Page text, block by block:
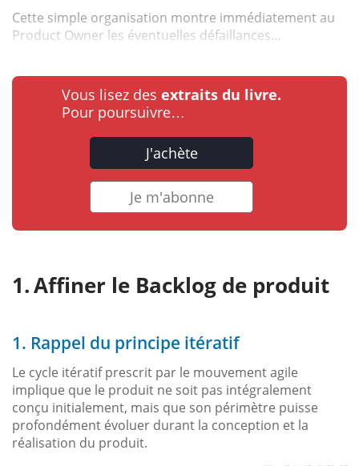
Cette simple organisation montre immédiatement au
Product Owner les éventuelles défaillances...
Vous lisez des extraits du livre.
Pour poursuivre…
J'achète
Je m'abonne
Affiner le Backlog de produit
1. Rappel du principe itératif
Le cycle itératif prescrit par le mouvement agile
implique que le produit ne soit pas intégralement
conçu initialement, mais que son périmètre puisse
profondément évoluer durant la conception et la
réalisation du produit.